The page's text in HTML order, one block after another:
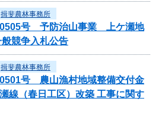
揖斐農林事務所
0505号 予防治山事業 上ケ瀬地
競争入札公告
揖斐農林事務所
0501号 農山漁村地域整備交付金
線（春日工区）改築 工事に関す